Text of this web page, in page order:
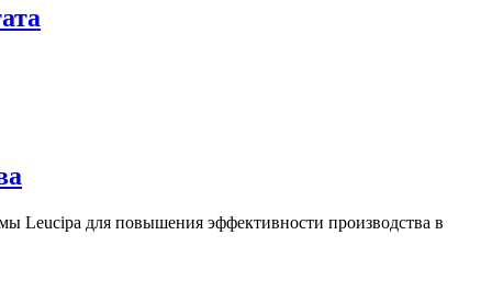
Leucipa для повышения эффективности производства в